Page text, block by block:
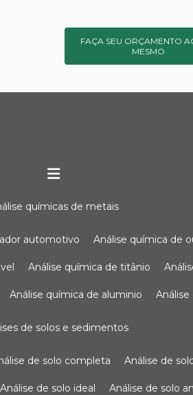
FAÇA SEU ORÇAMENTO
MESMO
químicas de metais
automotivo análise química de
análise química de titânio
análise química de aluminio
de solos e sedimentos
de solo completa análise de
análise de solo ideal análise de solo